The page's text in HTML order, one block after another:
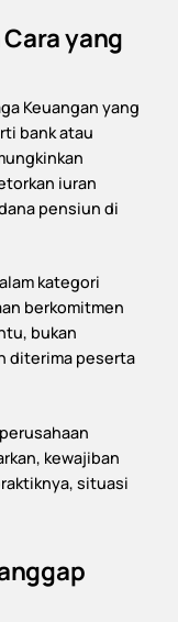
yang
Keuangan yang
bank atau
iuran
pensiun di
kategori
berkomitmen
bukan
diterima peserta
kewajiban
situasi